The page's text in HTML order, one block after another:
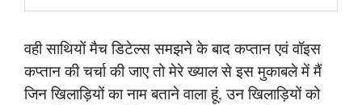
वही साथियों मैच डिटेल्स समझने के बाद कप्तान एवं वॉइस
कप्तान की चर्चा की जाए तो मेरे ख्याल से इस मुकाबले में मैं
जिन खिलाड़ियों का नाम बताने वाला हूं, उन खिलाड़ियों को